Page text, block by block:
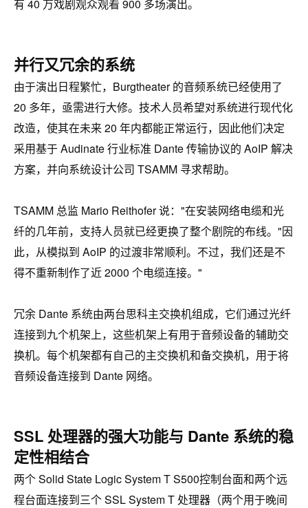
有 40 万戏剧观众观看 900 多场演出。
并行又冗余的系统
由于演出日程繁忙，Burgtheater 的音频系统已经使用了
20 多年，亟需进行大修。技术人员希望对系统进行现代化
改造，使其在未来 20 年内都能正常运行，因此他们决定
采用基于 Audinate 行业标准 Dante 传输协议的 AoIP 解决
方案，并向系统设计公司 TSAMM 寻求帮助。
TSAMM 总监 Mario Reithofer 说："在安装网络电缆和光
纤的几年前，支持人员就已经更换了整个剧院的布线。"因
此，从模拟到 AoIP 的过渡非常顺利。不过，我们还是不
得不重新制作了近 2000 个电缆连接。"
冗余 Dante 系统由两台思科主交换机组成，它们通过光纤
连接到九个机架上，这些机架上有用于音频设备的辅助交
换机。每个机架都有自己的主交换机和备交换机，用于将
音频设备连接到 Dante 网络。
SSL 处理器的强大功能与 Dante 系统的稳
定性相结合
两个 Solid State Logic System T S500控制台面和两个远
程台面连接到三个 SSL System T 处理器（两个用于晚间